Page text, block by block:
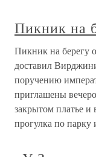
Пикник на
Пикник на берегу
доставил
поручению
приглашены
закрытом платье и
прогулка по парку